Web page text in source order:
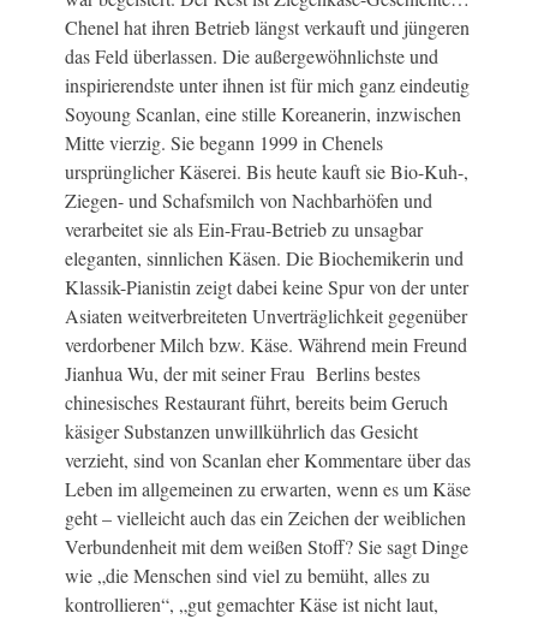
Chenel hat ihren Betrieb längst verkauft und jüngeren
das Feld überlassen. Die außergewöhnlichste und
inspirierendste unter ihnen ist für mich ganz eindeutig
Soyoung Scanlan, eine stille Koreanerin, inzwischen
Mitte vierzig. Sie begann 1999 in Chenels
ursprünglicher Käserei. Bis heute kauft sie Bio-Kuh-,
Ziegen- und Schafsmilch von Nachbarhöfen und
verarbeitet sie als Ein-Frau-Betrieb zu unsagbar
eleganten, sinnlichen Käsen. Die Biochemikerin und
Klassik-Pianistin zeigt dabei keine Spur von der unter
Asiaten weitverbreiteten Unverträglichkeit gegenüber
verdorbener Milch bzw. Käse. Während mein Freund
Jianhua Wu, der mit seiner Frau Berlins bestes
chinesisches Restaurant führt, bereits beim Geruch
käsiger Substanzen unwillkührlich das Gesicht
verzieht, sind von Scanlan eher Kommentare über das
Leben im allgemeinen zu erwarten, wenn es um Käse
geht – vielleicht auch das ein Zeichen der weiblichen
Verbundenheit mit dem weißen Stoff? Sie sagt Dinge
wie „die Menschen sind viel zu bemüht, alles zu
kontrollieren“, „gut gemachter Käse ist nicht laut,